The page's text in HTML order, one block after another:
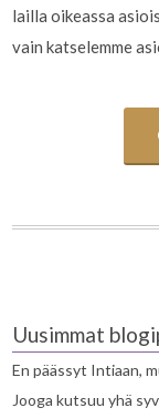
lailla oikeassa
vain katselemme
Uusimmat
En päässyt Intiaan,
Jooga kutsuu yhä